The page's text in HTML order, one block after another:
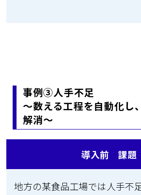
事例③人手不足
～数える工程を自動化し
解消～
導入前 課題
地方の某食品工場では人手不